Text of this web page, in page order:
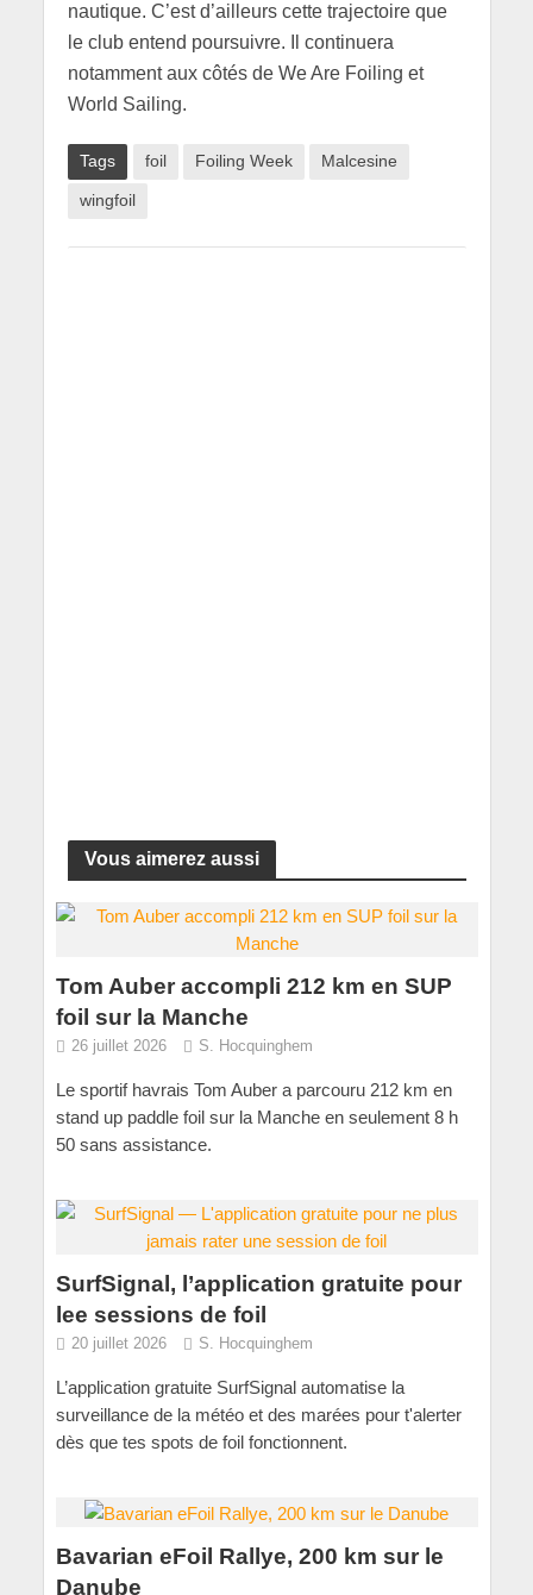
nautique. C’est d’ailleurs cette trajectoire que
le club entend poursuivre. Il continuera
notamment aux côtés de We Are Foiling et
World Sailing.
Tags foil Foiling Week Malcesine
wingfoil
Vous aimerez aussi
Tom Auber accompli 212 km en SUP
foil sur la Manche
26 juillet 2026 S. Hocquinghem
Le sportif havrais Tom Auber a parcouru 212 km en
stand up paddle foil sur la Manche en seulement 8 h
50 sans assistance.
SurfSignal, l’application gratuite pour
lee sessions de foil
20 juillet 2026 S. Hocquinghem
L’application gratuite SurfSignal automatise la
surveillance de la météo et des marées pour t'alerter
dès que tes spots de foil fonctionnent.
Bavarian eFoil Rallye, 200 km sur le
Danube